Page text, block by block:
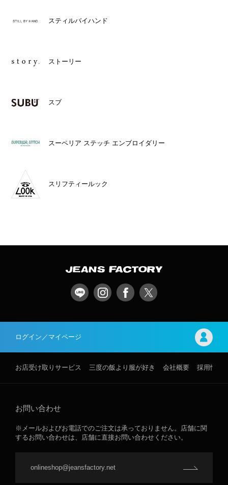
スティルバイハンド
ストーリー
スブ
スーペリア ステッチ エンブロイダリー
スリフティールック
ログイン／マイページ
お店受け取りサービス 三度の飯より服が好き 会社概要 採用情報
お問い合わせ
※メールおよびお電話でのご注文は承っておりません。店舗に関
するお問い合わせは、店舗に直接お問い合わせください。
onlineshop@jeansfactory.net